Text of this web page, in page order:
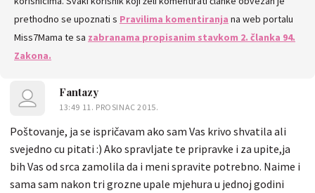
prethodno se upoznati s Pravilima komentiranja na web portalu
Miss7Mama te sa zabranama propisanim stavkom 2. članka 94.
Zakona.
Fantazy
13:49 11. PROSINAC 2015.
Poštovanje, ja se ispričavam ako sam Vas krivo shvatila ali
svejedno cu pitati :) Ako spravljate te pripravke i za upite,ja
bih Vas od srca zamolila da i meni spravite potrebno. Naime i
sama sam nakon tri grozne upale mjehura u jednoj godini